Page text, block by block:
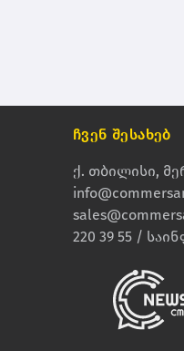
ჩვენ შესახებ
ქ. თბილისი,
220 39 55 /